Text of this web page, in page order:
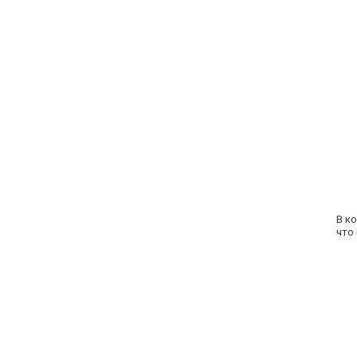
В
что